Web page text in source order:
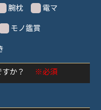
腕枕
電マ
モノ鑑賞
か？ ※必須